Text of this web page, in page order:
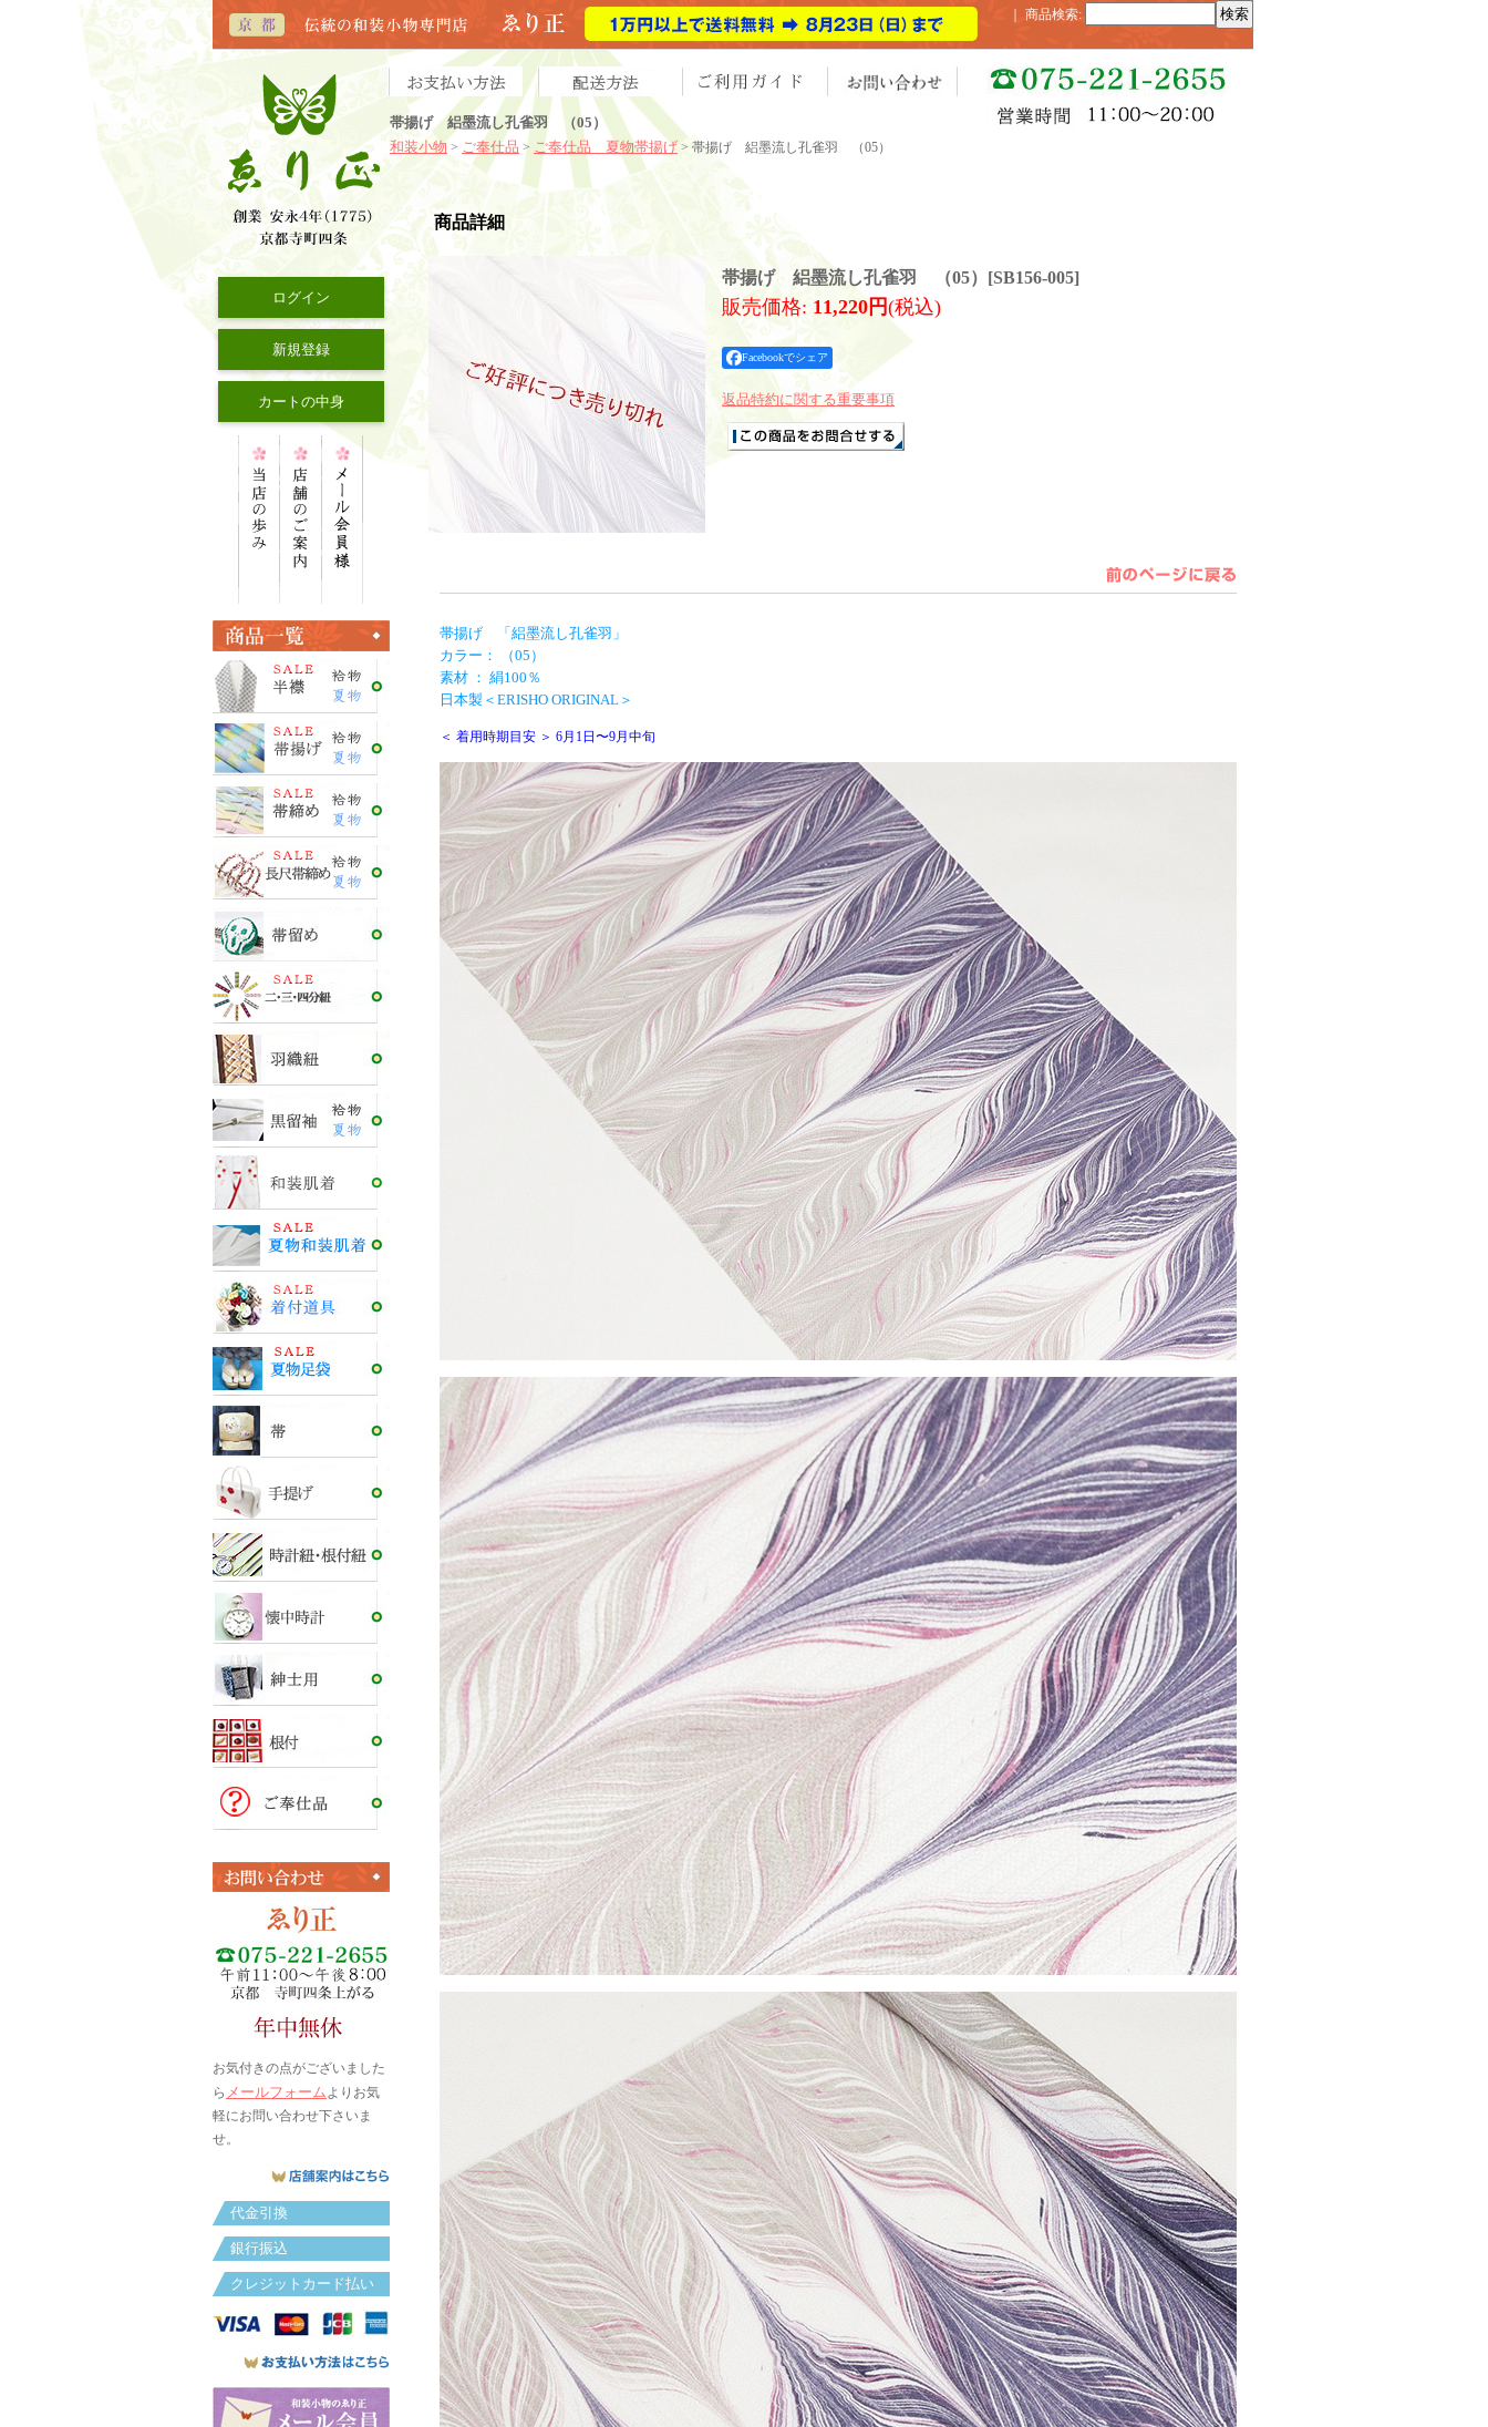
帯揚げ 絽墨流し孔雀羽 （05）
和装小物 > ご奉仕品 > ご奉仕品 夏物帯揚げ> 帯揚げ 絽墨流し孔雀羽 （05）
商品検索:
ログイン
新規登録
カートの中身
お気付きの点がございました
ら メールフォームよりお気
軽にお問い合わせ下さいま
せ。
代金引換
銀行振込
クレジットカード払い
商品詳細
帯揚げ 絽墨流し孔雀羽 （05） [SB156-005]
販売価格: 11,220円(税込)
Facebookでシェア
返品特約に関する重要事項
帯揚げ 「絽墨流し孔雀羽」
カラー： （05）
素材 ： 絹100％
日本製＜ERISHO ORIGINAL＞
＜ 着用時期目安 ＞ 6月1日〜9月中旬